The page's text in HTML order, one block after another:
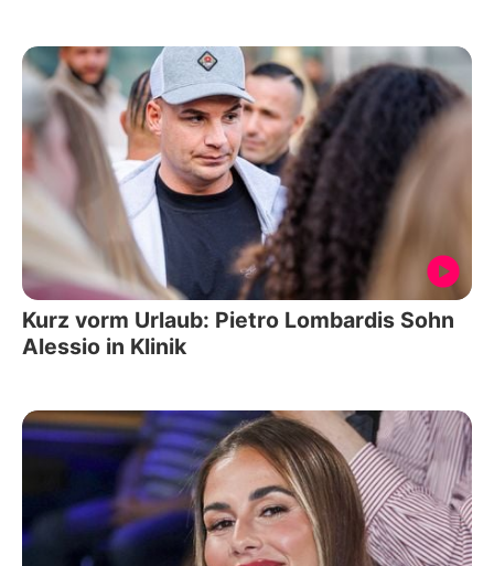
Kurz vorm Urlaub: Pietro Lombardis Sohn
Alessio in Klinik